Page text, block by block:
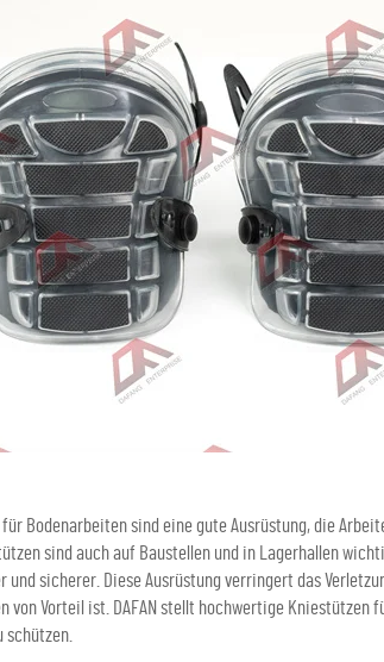
Bodenarbeiten sind eine gute Ausrüstung, die
sind auch auf Baustellen und in Lagerhallen
und sicherer. Diese Ausrüstung verringert das
von Vorteil ist. DAFAN stellt hochwertige Kniestützen
schützen.